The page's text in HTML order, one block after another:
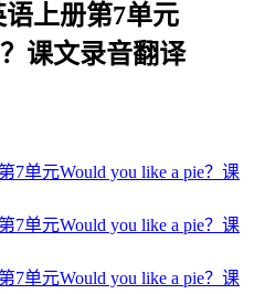
上册第7单元
课文录音翻译